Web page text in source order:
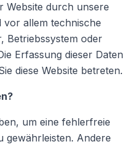
Website durch unsere
vor allem technische
Betriebssystem oder
Erfassung dieser Daten
diese Website betreten.
um eine fehlerfreie
gewährleisten. Andere